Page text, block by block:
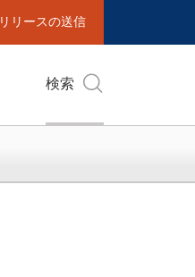
リリースの送信
検索